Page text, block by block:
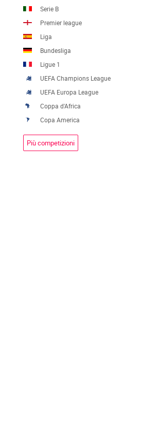
Serie B
Premier league
Liga
Bundesliga
Ligue 1
UEFA Champions League
UEFA Europa League
Coppa d'Africa
Copa America
Più competizioni